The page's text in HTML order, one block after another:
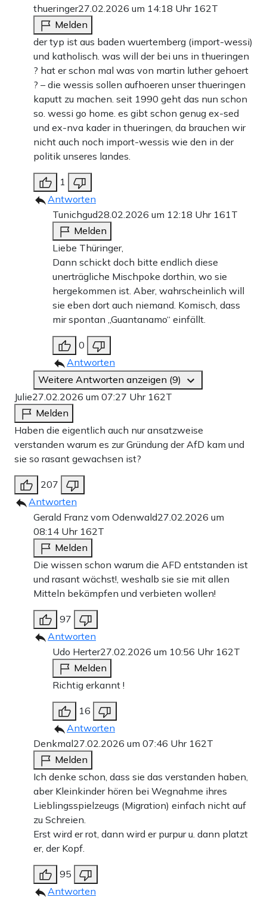
thueringer27.02.2026 um 14:18 Uhr 162T
Melden
der typ ist aus baden wuertemberg (import-wessi)
und katholisch. was will der bei uns in thueringen
? hat er schon mal was von martin luther gehoert
? – die wessis sollen aufhoeren unser thueringen
kaputt zu machen. seit 1990 geht das nun schon
so. wessi go home. es gibt schon genug ex-sed
und ex-nva kader in thueringen, da brauchen wir
nicht auch noch import-wessis wie den in der
politik unseres landes.
1
Antworten
Tunichgud28.02.2026 um 12:18 Uhr 161T
Melden
Liebe Thüringer,
Dann schickt doch bitte endlich diese
unerträgliche Mischpoke dorthin, wo sie
hergekommen ist. Aber, wahrscheinlich will
sie eben dort auch niemand. Komisch, dass
mir spontan „Guantanamo“ einfällt.
0
Antworten
Weitere Antworten anzeigen (9)
Julie27.02.2026 um 07:27 Uhr 162T
Melden
Haben die eigentlich auch nur ansatzweise
verstanden warum es zur Gründung der AfD kam und
sie so rasant gewachsen ist?
207
Antworten
Gerald Franz vom Odenwald27.02.2026 um
08:14 Uhr 162T
Melden
Die wissen schon warum die AFD entstanden ist
und rasant wächst!, weshalb sie sie mit allen
Mitteln bekämpfen und verbieten wollen!
97
Antworten
Udo Herter27.02.2026 um 10:56 Uhr 162T
Melden
Richtig erkannt !
16
Antworten
Denkmal27.02.2026 um 07:46 Uhr 162T
Melden
Ich denke schon, dass sie das verstanden haben,
aber Kleinkinder hören bei Wegnahme ihres
Lieblingsspielzeugs (Migration) einfach nicht auf
zu Schreien.
Erst wird er rot, dann wird er purpur u. dann platzt
er, der Kopf.
95
Antworten